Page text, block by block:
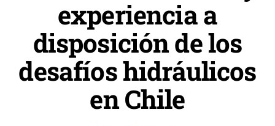
experiencia a
disposición de los
desafíos hidráulicos
en Chile